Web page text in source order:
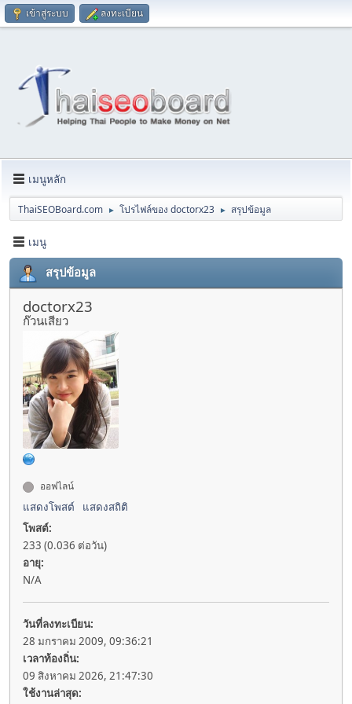
เข้าสู่ระบบ ลงทะเบียน
เมนูหลัก
ThaiSEOBoard.com ► โปรไฟล์ของ doctorx23 ► สรุปข้อมูล
เมนู
สรุปข้อมูล
doctorx23
ก๊วนเสียว
ออฟไลน์
แสดงโพสต์
แสดงสถิติ
โพสต์:
233 (0.036 ต่อวัน)
อายุ:
N/A
วันที่ลงทะเบียน:
28 มกราคม 2009, 09:36:21
เวลาท้องถิ่น:
09 สิงหาคม 2026, 21:47:30
ใช้งานล่าสุด: